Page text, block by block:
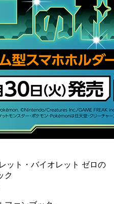
ット・バイオレット ゼロの
ク